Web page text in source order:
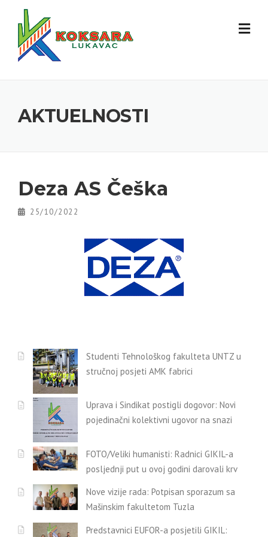
AKTUELNOSTI
Deza AS Češka
25/10/2022
Studenti Tehnološkog fakulteta UNTZ u
stručnoj posjeti AMK fabrici
Uprava i Sindikat postigli dogovor: Novi
pojedinačni kolektivni ugovor na snazi
FOTO/Veliki humanisti: Radnici GIKIL-a
posljednji put u ovoj godini darovali krv
Nove vizije rada: Potpisan sporazum sa
Mašinskim fakultetom Tuzla
Predstavnici EUFOR-a posjetili GIKIL: